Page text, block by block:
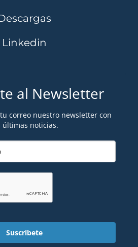
Linkedin
al Newsletter
correo nuestro newsletter con
últimas noticias.
Suscríbete